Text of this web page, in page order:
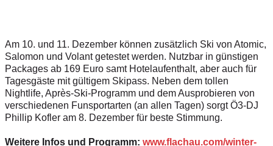
Am 10. und 11. Dezember können zusätzlich Ski von Atomic,
Salomon und Volant getestet werden. Nutzbar in günstigen
Packages ab 169 Euro samt Hotelaufenthalt, aber auch für
Tagesgäste mit gültigem Skipass. Neben dem tollen
Nightlife, Après-Ski-Programm und dem Ausprobieren von
verschiedenen Funsportarten (an allen Tagen) sorgt Ö3-DJ
Phillip Kofler am 8. Dezember für beste Stimmung.
Weitere Infos und Programm: www.flachau.com/winter-